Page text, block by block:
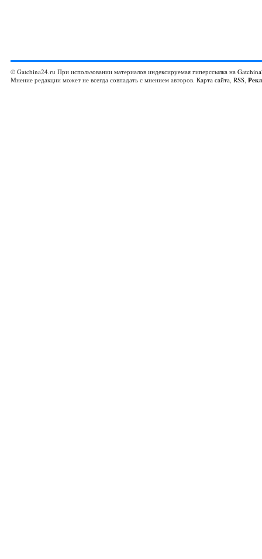
© Gatchina24.ru При использовании материалов индексируемая гиперссылка на
Мнение редакции может не всегда совпадать с мнением авторов. Карта сайта, RSS,